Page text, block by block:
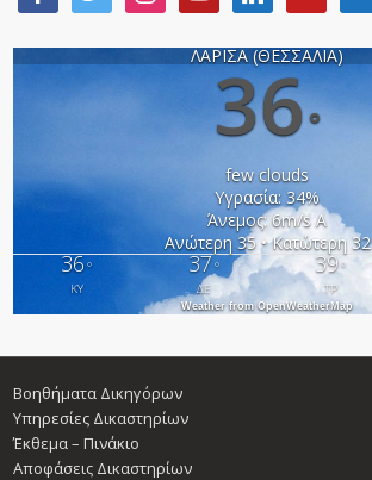
ΛΑΡΙΣΑ (ΘΕΣΣΑΛΙΑ)
36°
few clouds
Υγρασία: 34%
Άνεμος: 6m/s Α
Ανώτερη 35 • Κατώτερη 32
36°
ΚΥ
37°
ΔΕ
39°
ΤΡ
Weather from OpenWeatherMap
Βοηθήματα Δικηγόρων
Υπηρεσίες Δικαστηρίων
Έκθεμα – Πινάκιο
Αποφάσεις Δικαστηρίων